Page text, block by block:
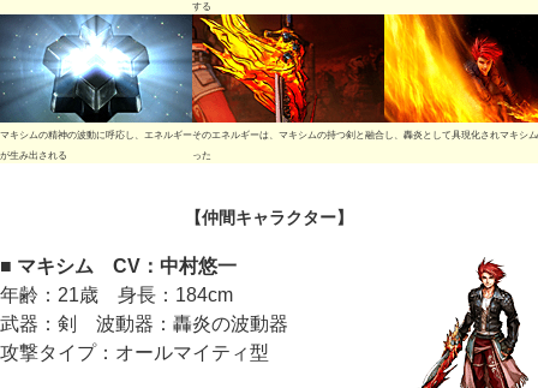
する
マキシムの精神の波動に呼応し、エネルギー
が生み出される
そのエネルギーは、マキシムの持つ剣と融合し、轟炎として具現化されマキシ
った
【仲間キャラクター】
■ マキシム CV：中村悠一
年齢：21歳 身長：184cm
武器：剣 波動器：轟炎の波動器
攻撃タイプ：オールマイティ型